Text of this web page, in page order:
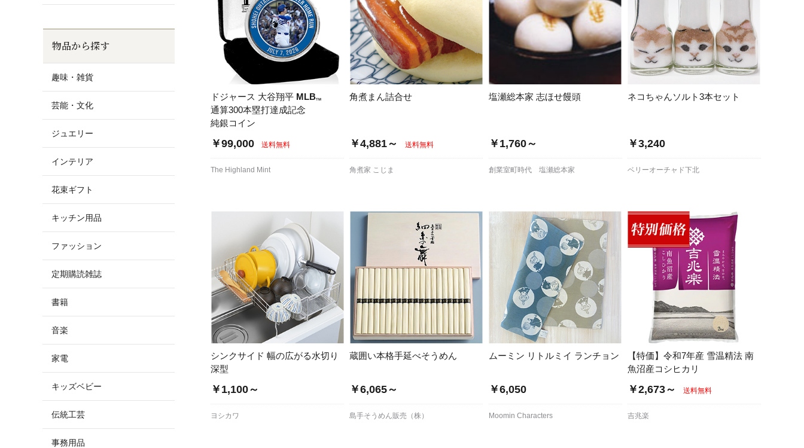
ドジャース 大谷翔平 MLBTM
通算300本塁打達成記念
純銀コイン
￥99,000 送料無料
The Highland Mint
角煮まん詰合せ
￥4,881～ 送料無料
角煮家 こじま
塩瀬総本家 志ほせ饅頭
￥1,760～
創業室町時代 塩瀬総本家
ネコちゃんソルト3本セット
￥3,240
ベリーオーチャド下北
シンクサイド 幅の広がる水切り
深型
￥1,100～
ヨシカワ
蔵囲い本格手延べそうめん
￥6,065～
島手そうめん販売（株）
ムーミン リトルミイ ランチョン
￥6,050
Moomin Characters
【特価】令和7年産 雪温精法 南
魚沼産コシヒカリ
￥2,673～ 送料無料
吉兆楽
物品から探す
趣味・雑貨
芸能・文化
ジュエリー
インテリア
花束ギフト
キッチン用品
ファッション
定期購読雑誌
書籍
音楽
家電
キッズベビー
伝統工芸
事務用品